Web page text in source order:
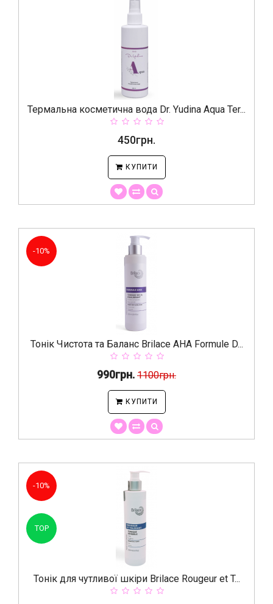
Термальна косметична вода Dr. Yudina Aqua Ter...
450грн.
КУПИТИ
-10%
Тонік Чистота та Баланс Brilace AHA Formule D...
990грн. 1100грн.
КУПИТИ
-10%
TOP
Тонік для чутливої шкіри Brilace Rougeur et T...